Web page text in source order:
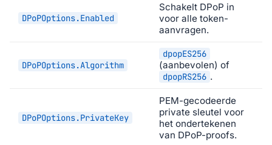
DPoPOptions.Enabled
Schakelt DPoP in
voor alle token-
aanvragen.
DPoPOptions.Algorithm
dpopES256
(aanbevolen) of
dpopRS256 .
DPoPOptions.PrivateKey
PEM-gecodeerde
private sleutel voor
het ondertekenen
van DPoP-proofs.